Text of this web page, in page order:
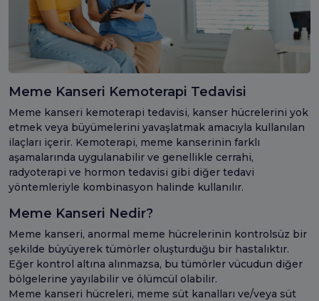
Meme Kanseri Kemoterapi Tedavisi
Meme kanseri kemoterapi tedavisi, kanser hücrelerini yok
etmek veya büyümelerini yavaşlatmak amacıyla kullanılan
ilaçları içerir. Kemoterapi, meme kanserinin farklı
aşamalarında uygulanabilir ve genellikle cerrahi,
radyoterapi ve hormon tedavisi gibi diğer tedavi
yöntemleriyle kombinasyon halinde kullanılır.
Meme Kanseri Nedir?
Meme kanseri, anormal meme hücrelerinin kontrolsüz bir
şekilde büyüyerek tümörler oluşturduğu bir hastalıktır.
Eğer kontrol altına alınmazsa, bu tümörler vücudun diğer
bölgelerine yayılabilir ve ölümcül olabilir.
Meme kanseri hücreleri, meme süt kanalları ve/veya süt